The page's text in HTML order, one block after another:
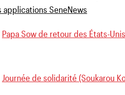
Papa Sow de retour des États-
Journée de solidarité (Soukarou